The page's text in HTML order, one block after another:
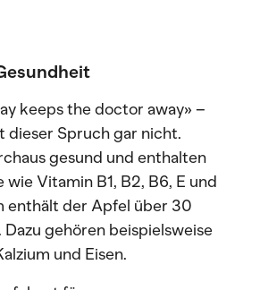
keeps the doctor away» –
dieser Spruch gar nicht.
gesund und enthalten
Vitamin B1, B2, B6, E und
enthält der Apfel über 30
gehören beispielsweise
und Eisen.